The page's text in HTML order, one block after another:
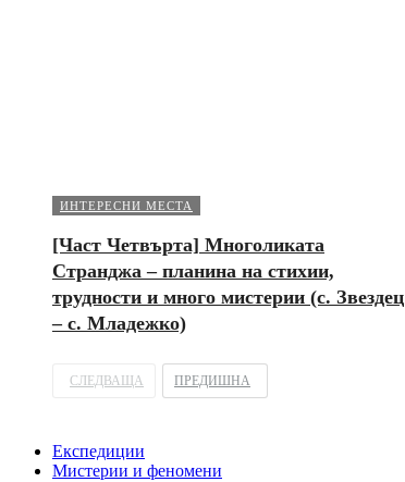
ИНТЕРЕСНИ МЕСТА
[Част Четвърта] Многоликата
Странджа – планина на стихии,
трудности и много мистерии (с. Звездец
– с. Младежко)
СЛЕДВАЩА ПРЕДИШНА
Експедиции
Мистерии и феномени